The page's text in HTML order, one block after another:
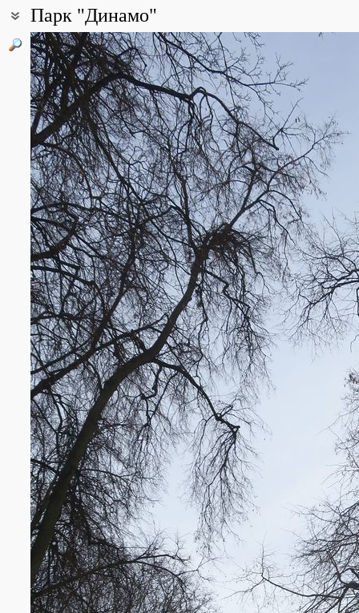
Парк "Динамо"
Координаты:
55° 47′ 21.21″ с.ш., 37° 33′ 44.79″ в.д. (смотреть на картах
Все фотографии(11) Фото растений и лишайников(3)